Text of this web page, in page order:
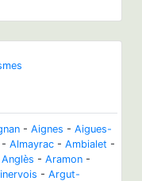
- Aignes - Aigues-
- Almayrac - Ambialet -
Anglès - Aramon -
- Argut-